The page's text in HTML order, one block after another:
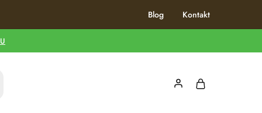
Blog Kontakt